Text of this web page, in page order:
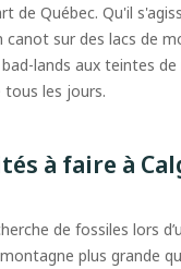
de Québec. Qu'il
canot sur des lacs de
lands aux teintes
les jours.
à faire à
de fossiles lors
plus grande